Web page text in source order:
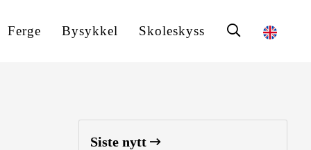
Ferge Bysykkel Skoleskyss
Siste nytt